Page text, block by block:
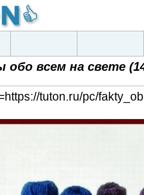
обо всем на свете
tuton.ru/pc/